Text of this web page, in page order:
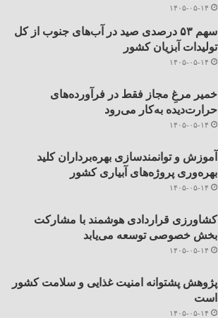
۱۴۰۵-۰۵-۱۴
سهم ۵۳ درصدی صید در آب‌های جنوب از کل
تولیدات آبزیان کشور
۱۴۰۵-۰۵-۱۴
خمیر مرغِ مجاز فقط در فرآورده‌های
حرارت‌دیده به‌کار می‌رود
۱۴۰۵-۰۵-۱۴
آموزش و توانمندسازی بهره‌برداران کلید
بهره‌وری پروژه‌های آبیاری کشور
۱۴۰۵-۰۵-۱۴
کشاورزی قراردادی هوشمند با مشارکت
بخش خصوصی توسعه می‌یابد
۱۴۰۵-۰۵-۱۴
پژوهش پشتوانه امنیت غذایی و سلامت کشور
است
۱۴۰۵-۰۵-۱۴